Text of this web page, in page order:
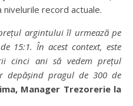
nivelurile record actuale.
argintului îl urmează pe
15:1. În acest context, este
cinci ani să vedem prețul
depășind pragul de 300 de
Manager Trezorerie la